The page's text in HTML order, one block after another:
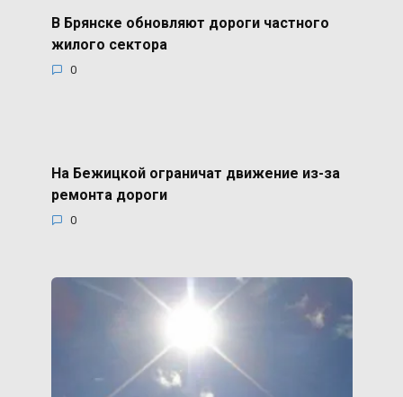
В Брянске обновляют дороги частного
жилого сектора
0
На Бежицкой ограничат движение из-за
ремонта дороги
0